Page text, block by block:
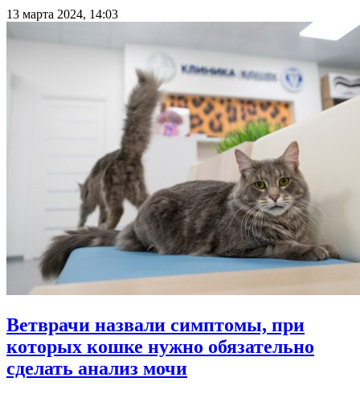
13 марта 2024, 14:03
Ветврачи назвали симптомы, при
которых кошке нужно обязательно
сделать анализ мочи